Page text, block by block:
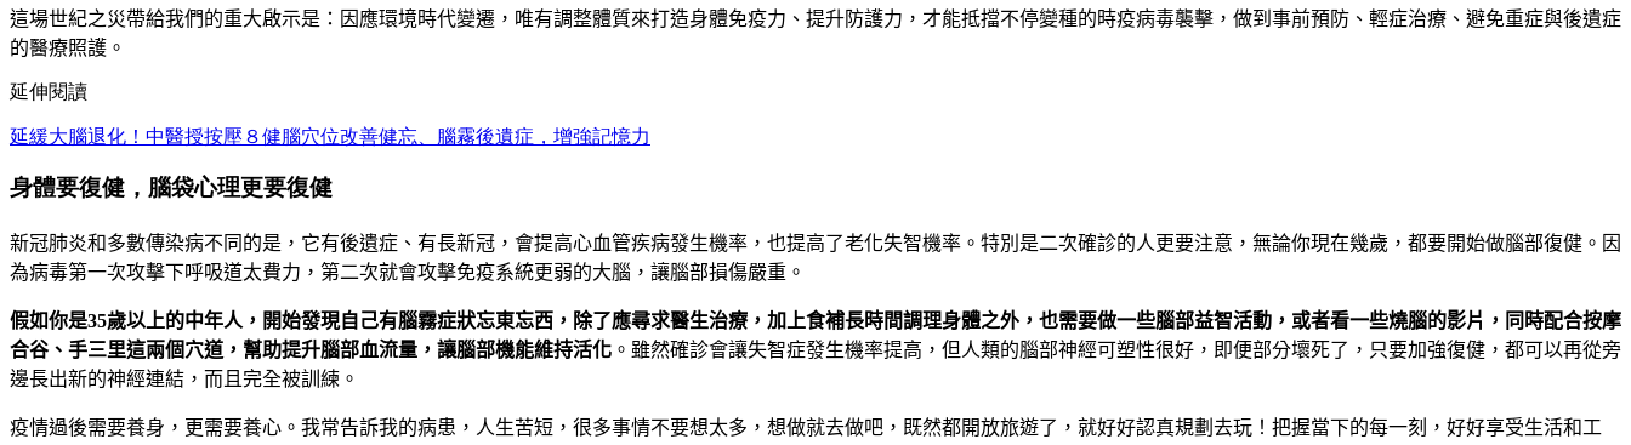
這場世紀之災帶給我們的重大啟示是：因應環境時代變遷，唯有調整體質來打造身體免疫力、提升防護力，才能抵擋不停變種的時疫病毒襲擊，做到事前預防、輕症治療、避免重症與後遺症
的醫療照護。
延伸閱讀
延緩大腦退化！中醫授按壓８健腦穴位改善健忘、腦霧後遺症，增強記憶力
身體要復健，腦袋心理更要復健
新冠肺炎和多數傳染病不同的是，它有後遺症、有長新冠，會提高心血管疾病發生機率，也提高了老化失智機率。特別是二次確診的人更要注意，無論你現在幾歲，都要開始做腦部復健。因
為病毒第一次攻擊下呼吸道太費力，第二次就會攻擊免疫系統更弱的大腦，讓腦部損傷嚴重。
假如你是35歲以上的中年人，開始發現自己有腦霧症狀忘東忘西，除了應尋求醫生治療，加上食補長時間調理身體之外，也需要做一些腦部益智活動，或者看一些燒腦的影片，同時配合按摩
合谷、手三里這兩個穴道，幫助提升腦部血流量，讓腦部機能維持活化 。雖然確診會讓失智症發生機率提高，但人類的腦部神經可塑性很好，即便部分壞死了，只要加強復健，都可以再從旁
邊長出新的神經連結，而且完全被訓練。
疫情過後需要養身，更需要養心。我常告訴我的病患，人生苦短，很多事情不要想太多，想做就去做吧，既然都開放旅遊了，就好好認真規劃去玩！把握當下的每一刻，好好享受生活和工